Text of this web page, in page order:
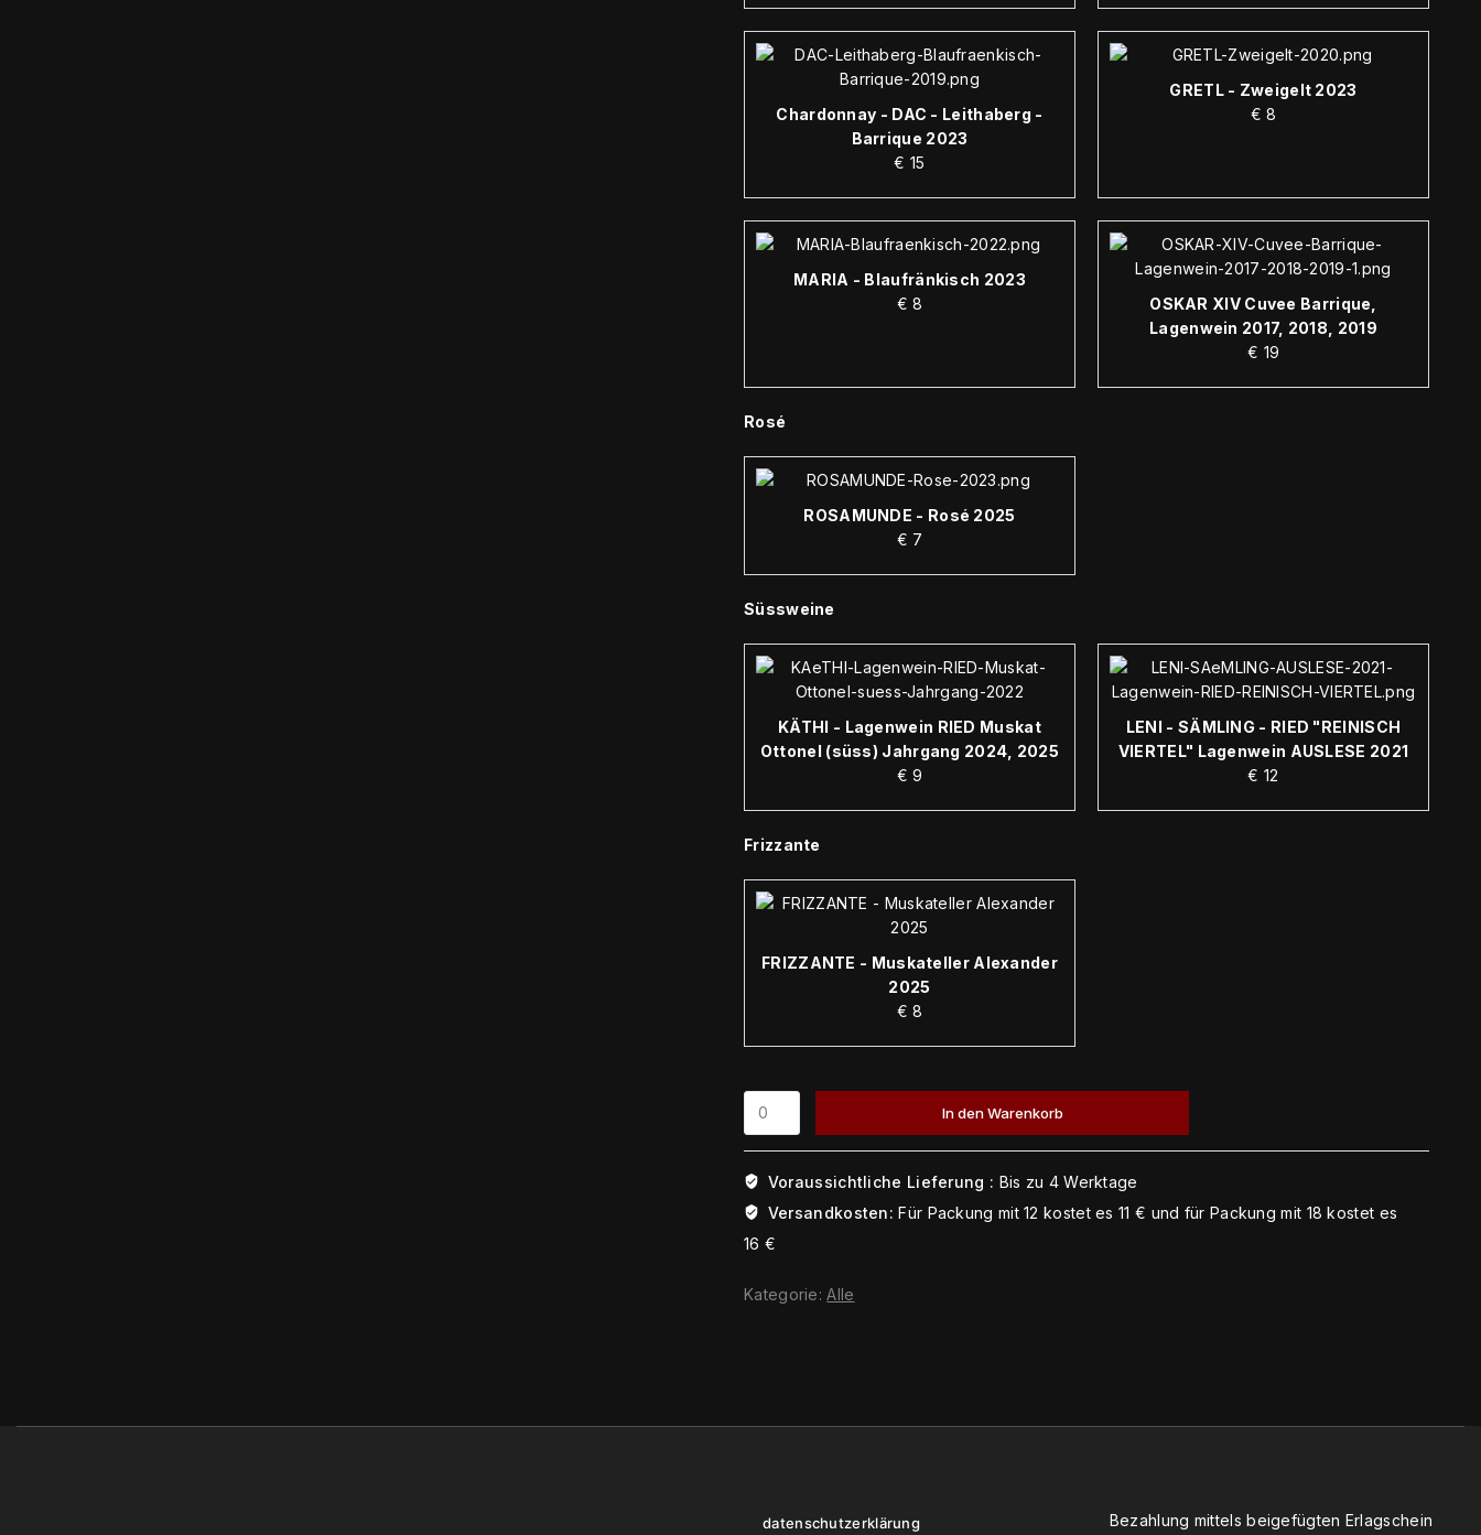
Chardonnay - DAC - Leithaberg -
Barrique 2023
€ 15
GRETL - Zweigelt 2023
€ 8
MARIA - Blaufränkisch 2023
€ 8
OSKAR XIV Cuvee Barrique,
Lagenwein 2017, 2018, 2019
€ 19
Rosé
ROSAMUNDE - Rosé 2025
€ 7
Süssweine
KÄTHI - Lagenwein RIED Muskat
Ottonel (süss) Jahrgang 2024, 2025
€ 9
LENI - SÄMLING - RIED "REINISCH
VIERTEL" Lagenwein AUSLESE 2021
€ 12
Frizzante
FRIZZANTE - Muskateller Alexander
2025
€ 8
In den Warenkorb
Voraussichtliche Lieferung : Bis zu 4 Werktage
Versandkosten:Für Packung mit 12 kostet es 11 € und für Packung mit 18 kostet es
16 €
Kategorie:Alle
datenschutzerklärung Bezahlung mittels beigefügten Erlagschein